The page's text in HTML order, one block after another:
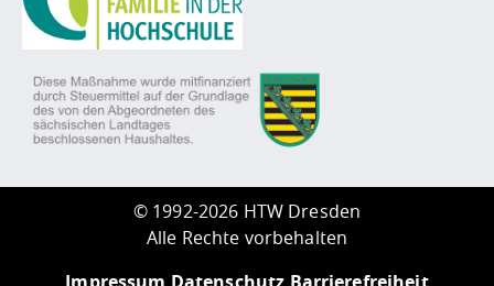
© 1992-2026 HTW Dresden
Alle Rechte vorbehalten
Impressum Datenschutz Barrierefreiheit